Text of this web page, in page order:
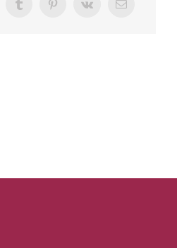
TumblrPinterestVk
E-